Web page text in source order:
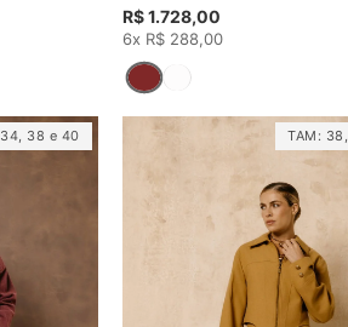
R$ 1.728,00
6x R$ 288,00
34, 38 e 40 TAM: 38 ,